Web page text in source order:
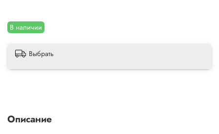
В наличии
Выбрать
Описание